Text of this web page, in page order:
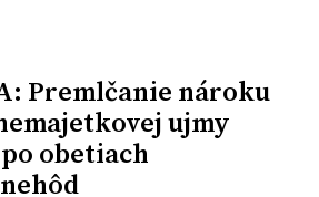
Premlčanie nároku
ujmy
obetiach